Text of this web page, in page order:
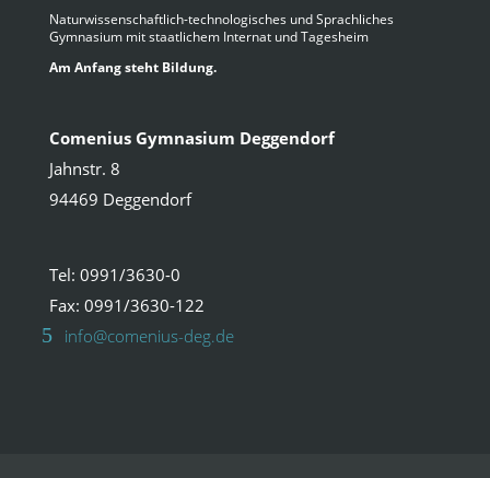
Naturwissenschaftlich-technologisches und Sprachliches
Gymnasium mit staatlichem Internat und Tagesheim
Am Anfang steht Bildung.
Comenius Gymnasium Deggendorf
Jahnstr. 8
94469 Deggendorf
Tel: 0991/3630-0
Fax: 0991/3630-122
info@comenius-deg.de